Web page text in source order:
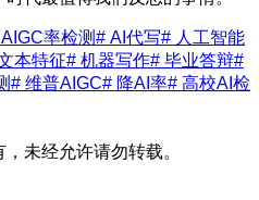
率检测# AI代写# 人工智能
本特征# 机器写作# 毕业答辩#
# 维普AIGC# 降AI率# 高校AI检
未经允许请勿转载。